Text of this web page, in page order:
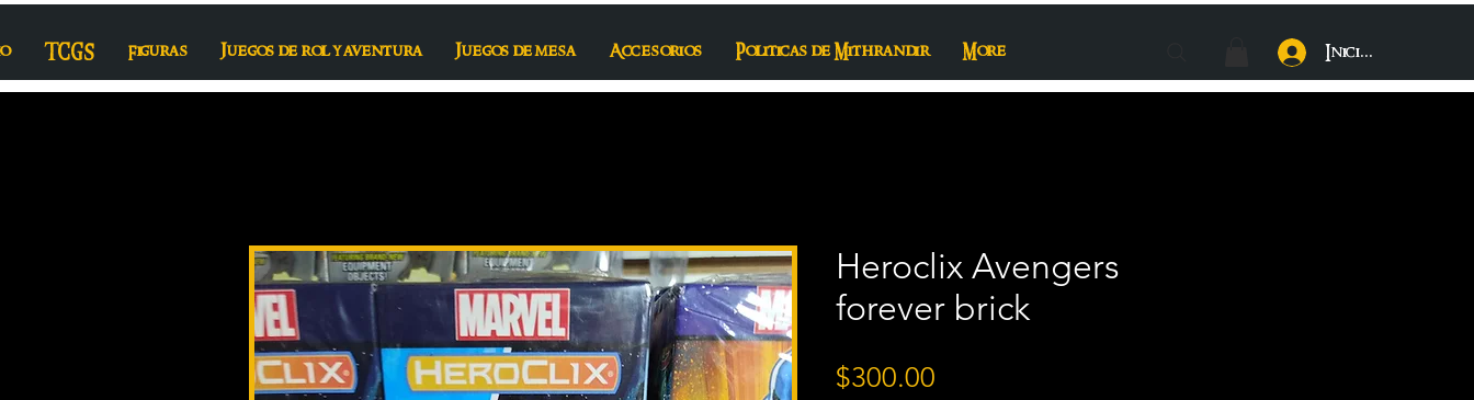
TCGS Figuras Juegos de rol y aventura Juegos de mesa Accesorios Politicas de Mithrandir More Iniciar sesión
Heroclix Avengers
forever brick
$300.00